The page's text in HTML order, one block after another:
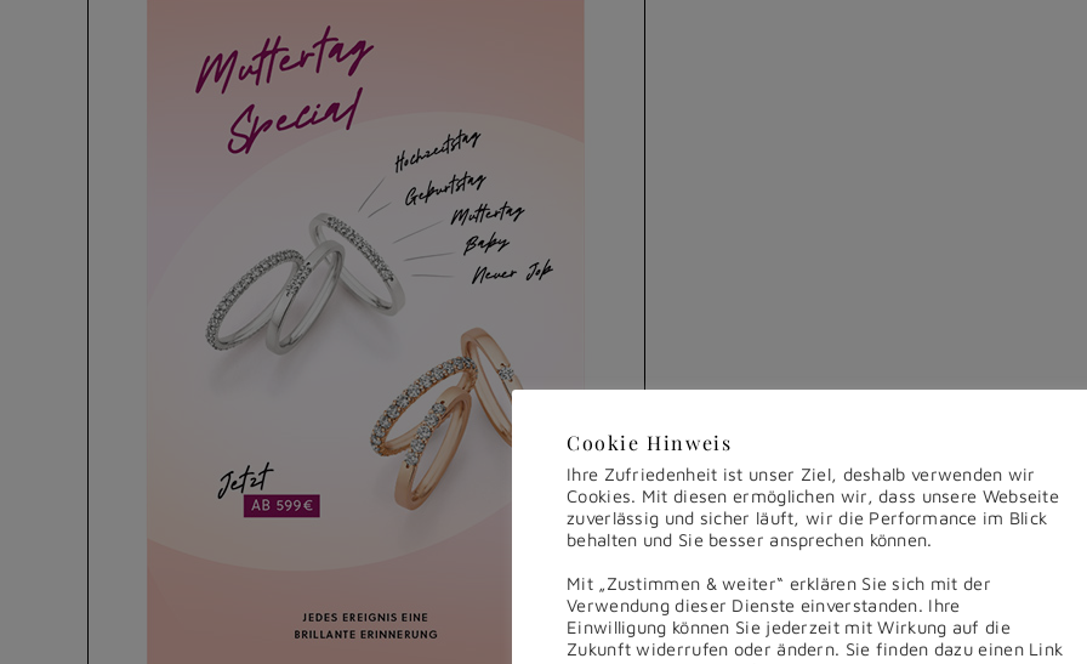
Cookie Hinweis
Ihre Zufriedenheit ist unser Ziel, deshalb verwenden wir
Cookies. Mit diesen ermöglichen wir, dass unsere Webseite
zuverlässig und sicher läuft, wir die Performance im Blick
behalten und Sie besser ansprechen können.
Mit „Zustimmen & weiter“ erklären Sie sich mit der
Verwendung dieser Dienste einverstanden. Ihre
Einwilligung können Sie jederzeit mit Wirkung auf die
Zukunft widerrufen oder ändern. Sie finden dazu einen Link